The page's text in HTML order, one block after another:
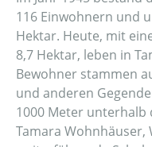
116 Einwohnern und
Hektar. Heute, mit
8,7 Hektar, leben in
Bewohner stammen
und anderen
1000 Meter unterhalb
Tamara Wohnhäuser,